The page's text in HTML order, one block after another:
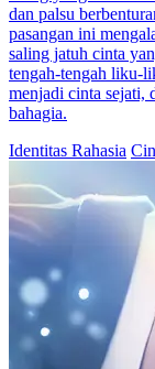
Istri
101 Episodes
Celia yang senang
tuanya, jadi dia
"buruh" yang sudah
membawa
sukses, usahanya
mudah. Sampai
barulah Celia
utara...
Bayi LucuRomansa